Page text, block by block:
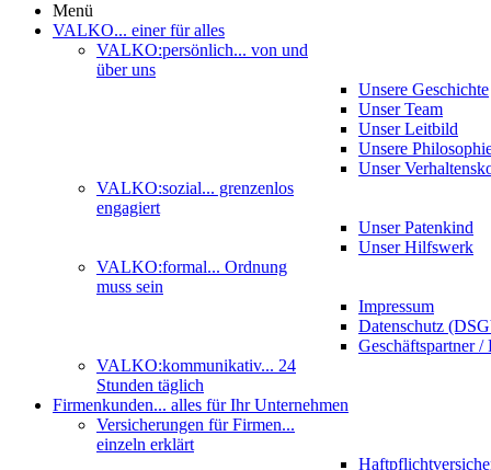
Menü
VALKO... einer für alles
VALKO:persönlich... von und
über uns
Unsere Geschichte
Unser Team
Unser Leitbild
Unsere
Unser
VALKO:sozial... grenzenlos
engagiert
Unser Patenkind
Unser Hilfswerk
VALKO:formal... Ordnung
muss sein
Impressum
Datenschutz
Geschäftspartner /
VALKO:kommunikativ... 24
Stunden täglich
Firmenkunden... alles für Ihr Unternehmen
Versicherungen für Firmen...
einzeln erklärt